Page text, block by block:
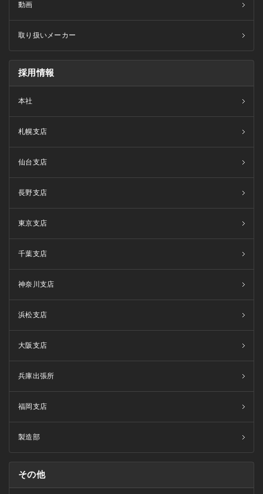
動画
取り扱いメーカー
採用情報
本社
札幌支店
仙台支店
長野支店
東京支店
千葉支店
神奈川支店
浜松支店
大阪支店
兵庫出張所
福岡支店
製造部
その他